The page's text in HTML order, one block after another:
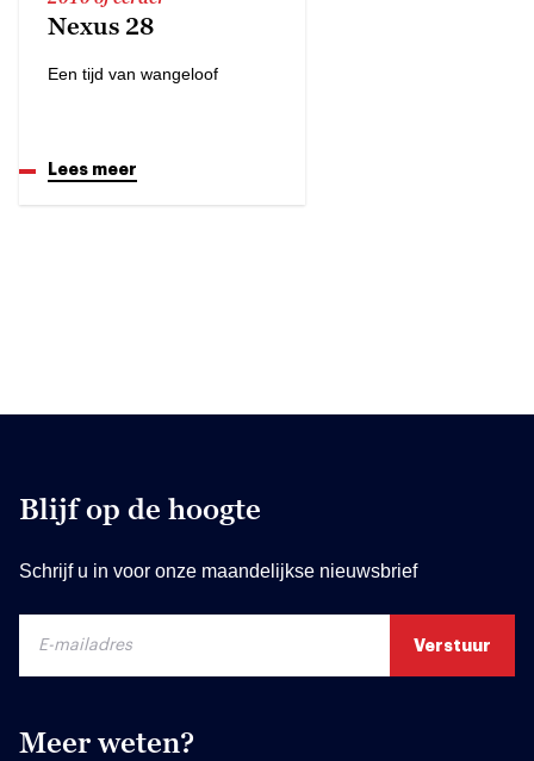
Nexus 28
Een tijd van wangeloof
Lees meer
Blijf op de hoogte
Schrijf u in voor onze maandelijkse nieuwsbrief
Meer weten?